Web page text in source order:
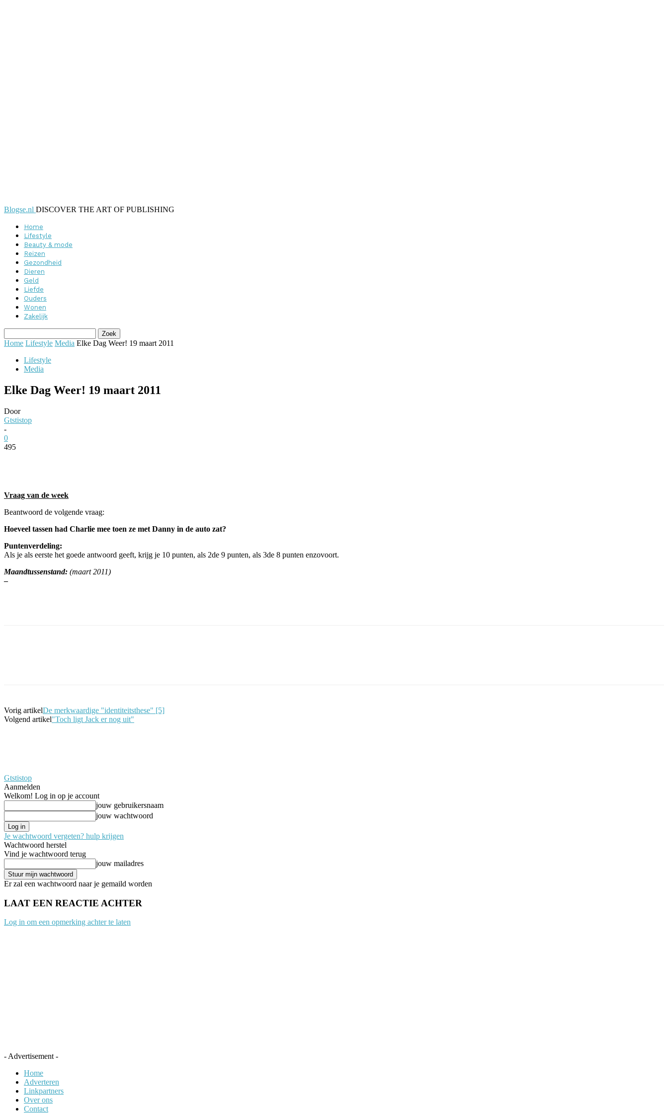
Blogse.nl DISCOVER THE ART OF PUBLISHING
Home
Lifestyle
Beauty & mode
Reizen
Gezondheid
Dieren
Geld
Liefde
Ouders
Wonen
Zakelijk
Home Lifestyle Media Elke Dag Weer! 19 maart 2011
Lifestyle
Media
Elke Dag Weer! 19 maart 2011
Door
Gtstistop
-
0
495
Vraag van de week
Beantwoord de volgende vraag:
Hoeveel tassen had Charlie mee toen ze met Danny in de auto zat?
Puntenverdeling:
Als je als eerste het goede antwoord geeft, krijg je 10 punten, als 2de 9 punten, als 3de 8 punten enzovoort.
Maandtussenstand: (maart 2011)
–
Vorig artikelDe merkwaardige "identiteitsthese" [5]
Volgend artikel"Toch ligt Jack er nog uit"
Gtstistop
Aanmelden
Welkom! Log in op je account
jouw gebruikersnaam
jouw wachtwoord
Je wachtwoord vergeten? hulp krijgen
Wachtwoord herstel
Vind je wachtwoord terug
jouw mailadres
Er zal een wachtwoord naar je gemaild worden
LAAT EEN REACTIE ACHTER
Log in om een opmerking achter te laten
- Advertisement -
Home
Adverteren
Linkpartners
Over ons
Contact